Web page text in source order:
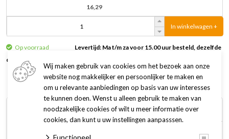
16,29
In winkelwagen +
Op voorraad
Levertijd: Ma t/m za voor 15.00 uur besteld, dezelfde
dag verzonden
Omschrijving Specificaties
Wij maken gebruik van cookies om het bezoek aan onze
website nog makkelijker en persoonlijker te maken en
om u relevante aanbiedingen op basis van uw interesses
te kunnen doen. Wenst u alleen gebruik te maken van
noodzakelijke cookies of wilt u meer informatie over
cookies, dan kunt u uw instellingen aanpasssen.
Functioneel